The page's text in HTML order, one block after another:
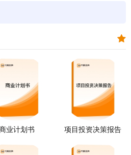
业计划书 项目投资决策报告